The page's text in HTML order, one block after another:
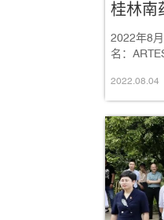
2022年8
名：
2022.08.04